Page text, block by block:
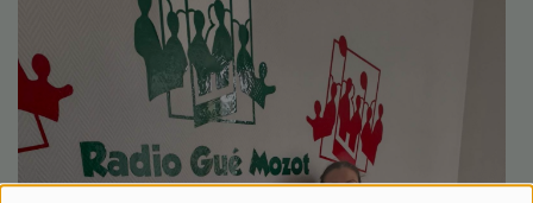
Emissions
Equipes